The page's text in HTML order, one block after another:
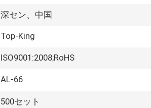
深セン、中国
Top-King
ISO9001:2008;RoHS
AL-66
500セット